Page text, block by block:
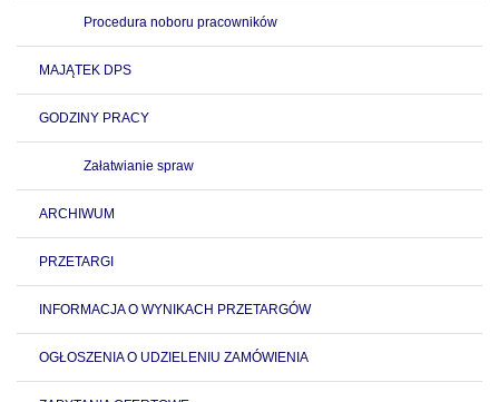
Procedura noboru pracowników
MAJĄTEK DPS
GODZINY PRACY
Załatwianie spraw
ARCHIWUM
PRZETARGI
INFORMACJA O WYNIKACH PRZETARGÓW
OGŁOSZENIA O UDZIELENIU ZAMÓWIENIA